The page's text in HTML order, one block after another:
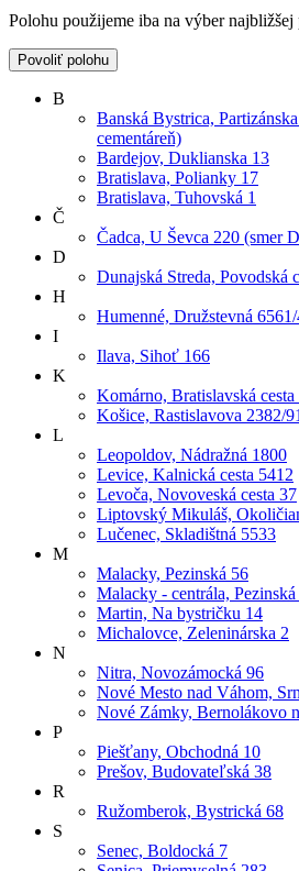
Polohu použijeme iba na výber najbližšej
Povoliť polohu
B
Banská Bystrica,
cementáreň)
Bardejov, Duklianska 13
Bratislava, Polianky 17
Bratislava, Tuhovská 1
Č
Čadca, U Ševca 220 (smer
D
Dunajská Streda, Povodská
H
Humenné, Družstevná
I
Ilava, Sihoť 166
K
Komárno, Bratislavská
Košice, Rastislavova 2382/
L
Leopoldov, Nádražná 1800
Levice, Kalnická cesta 5412
Levoča, Novoveská cesta 37
Liptovský Mikuláš,
Lučenec, Skladištná 5533
M
Malacky, Pezinská 56
Malacky - centrála,
Martin, Na bystričku 14
Michalovce, Zeleninárska 2
N
Nitra, Novozámocká 96
Nové Mesto nad Váhom,
Nové Zámky, Bernolákovo
P
Piešťany, Obchodná 10
Prešov, Budovateľská 38
R
Ružomberok, Bystrická 68
S
Senec, Boldocká 7